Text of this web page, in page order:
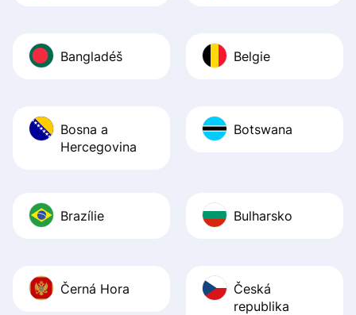
Bangladéš Belgie
Bosna a
Hercegovina
Botswana
Brazílie Bulharsko
Černá Hora
Česká
republika